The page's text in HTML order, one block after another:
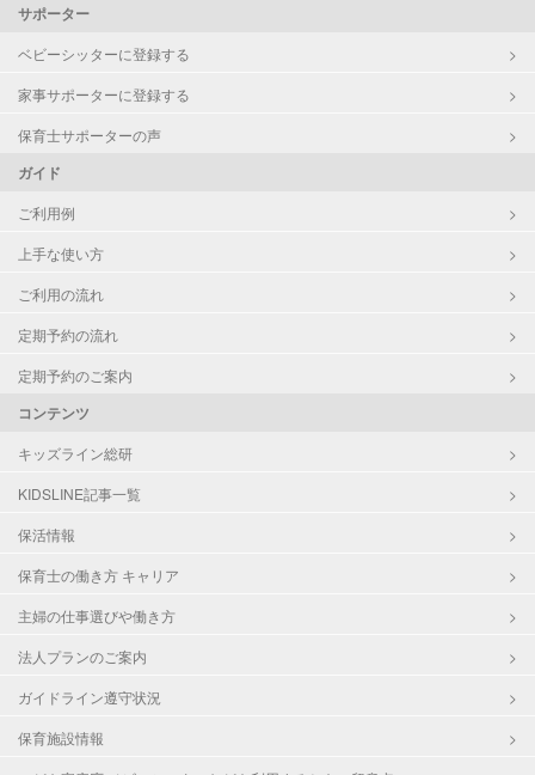
サポーター
ベビーシッターに登録する
家事サポーターに登録する
保育士サポーターの声
ガイド
ご利用例
上手な使い方
ご利用の流れ
定期予約の流れ
定期予約のご案内
コンテンツ
キッズライン総研
KIDSLINE記事一覧
保活情報
保育士の働き方 キャリア
主婦の仕事選びや働き方
法人プランのご案内
ガイドライン遵守状況
保育施設情報